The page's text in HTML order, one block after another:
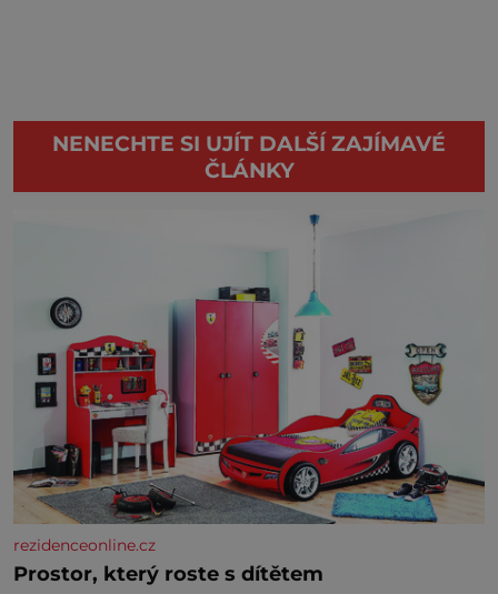
NENECHTE SI UJÍT DALŠÍ ZAJÍMAVÉ
ČLÁNKY
rezidenceonline.cz
Prostor, který roste s dítětem